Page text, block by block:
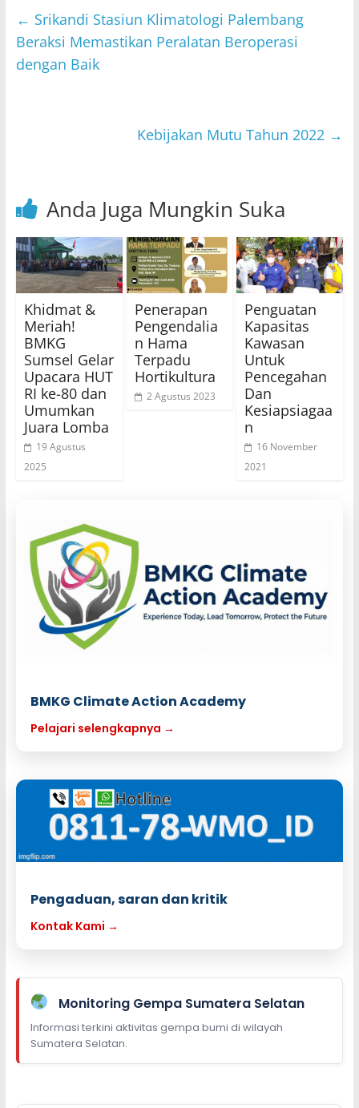
s
A
p
er e
b
l
← Srikandi Stasiun Klimatologi Palembang
Beraksi Memastikan Peralatan Beroperasi
dengan Baik
Kebijakan Mutu Tahun 2022 →
Anda Juga Mungkin Suka
Khidmat &
Meriah!
BMKG
Sumsel Gelar
Upacara HUT
RI ke-80 dan
Umumkan
Juara Lomba
19 Agustus
2025
Penerapan
Pengendalia
n Hama
Terpadu
Hortikultura
2 Agustus 2023
Penguatan
Kapasitas
Kawasan
Untuk
Pencegahan
Dan
Kesiapsiagaa
n
16 November
2021
BMKG Climate Action Academy
Pelajari selengkapnya →
Pengaduan, saran dan kritik
Kontak Kami →
Monitoring Gempa Sumatera Selatan
Informasi terkini aktivitas gempa bumi di wilayah
Sumatera Selatan.